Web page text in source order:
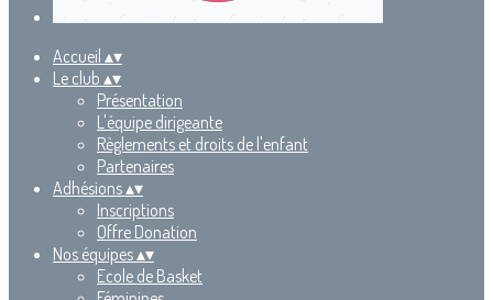
Accueil ▴▾
Le club ▴▾
Présentation
L'équipe dirigeante
Règlements et droits de l'enfant
Partenaires
Adhésions▴▾
Inscriptions
Offre Donation
Nos équipes▴▾
Ecole de Basket